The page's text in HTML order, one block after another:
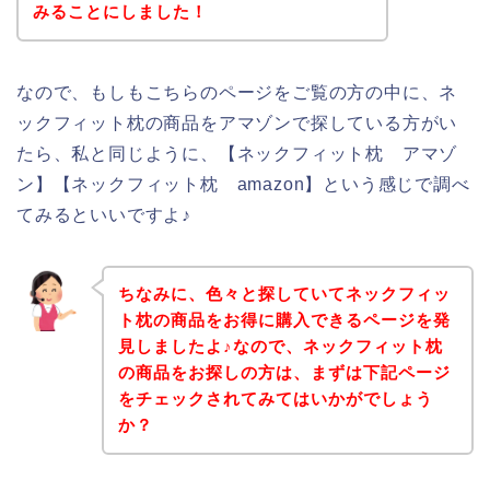
みることにしました！
なので、もしもこちらのページをご覧の方の中に、ネ
ックフィット枕の商品をアマゾンで探している方がい
たら、私と同じように、【ネックフィット枕 アマゾ
ン】【ネックフィット枕 amazon】という感じで調べ
てみるといいですよ♪
ちなみに、色々と探していてネックフィッ
ト枕の商品をお得に購入できるページを発
見しましたよ♪なので、ネックフィット枕
の商品をお探しの方は、まずは下記ページ
をチェックされてみてはいかがでしょう
か？